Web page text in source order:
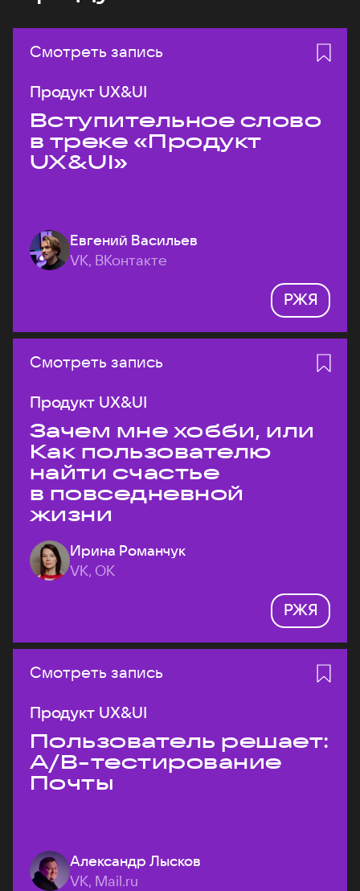
Смотреть запись
Продукт UX&UI
Вступительное слово
в треке «Продукт
UX&UI»
Евгений Васильев
VK, ВКонтакте
РЖЯ
Смотреть запись
Продукт UX&UI
Зачем мне хобби, или
Как пользователю
найти счастье
в повседневной
жизни
Ирина Романчук
VK, ОК
РЖЯ
Смотреть запись
Продукт UX&UI
Пользователь решает:
A/B-тестирование
Почты
Александр Лысков
VK, Mail.ru